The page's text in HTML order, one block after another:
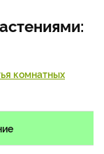
комнатных